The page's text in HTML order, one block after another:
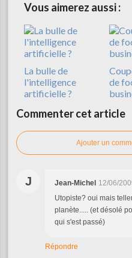
Vous aimerez aussi :
La bulle de
l'intelligence
artificielle ?
de
Commenter cet article
Ajouter un
J Jean-Michel 12/06/
Utopiste? oui mais
planète..... (et désolé
qui s'est passé)
Répondre